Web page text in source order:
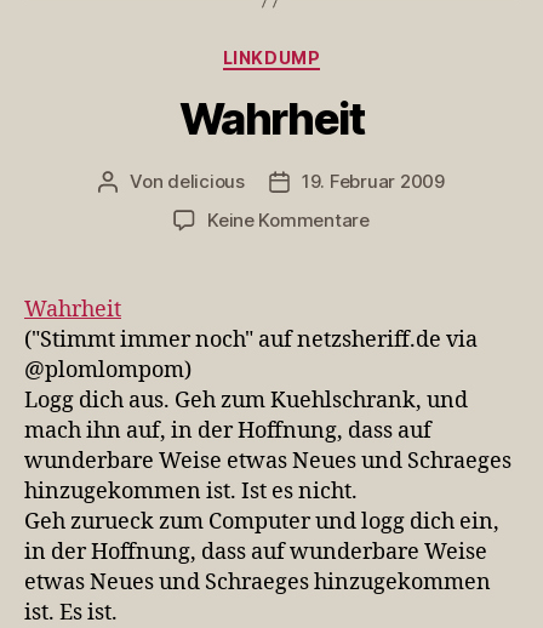
Kategorien
LINKDUMP
Wahrheit
Beitragsautor
Von delicious Veröffentlichungsdatum
19. Februar 2009
Keine Kommentarezu
Wahrheit
("Stimmt immer noch" auf netzsheriff.de via
@plomlompom)
Logg dich aus. Geh zum Kuehlschrank, und
mach ihn auf, in der Hoffnung, dass auf
wunderbare Weise etwas Neues und Schraeges
hinzugekommen ist. Ist es nicht.
Geh zurueck zum Computer und logg dich ein,
in der Hoffnung, dass auf wunderbare Weise
etwas Neues und Schraeges hinzugekommen
ist. Es ist.